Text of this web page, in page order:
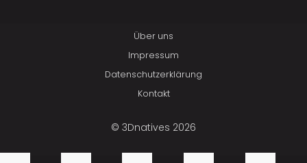
Über uns
Impressum
Datenschutzerklärung
Kontakt
© 3Dnatives 2026